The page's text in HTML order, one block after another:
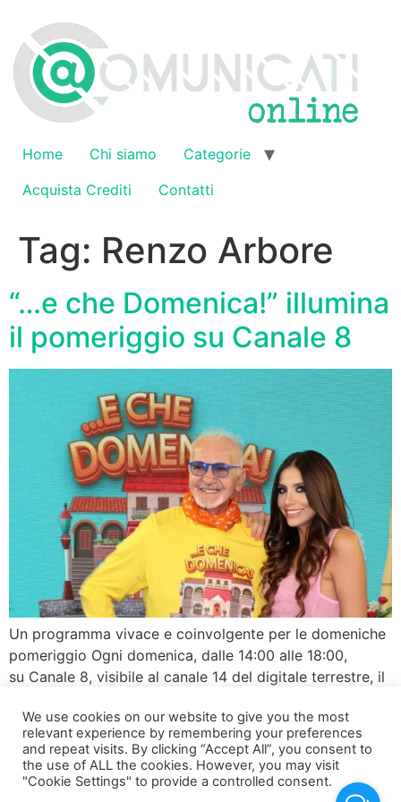
contenuto
Home Chi siamo
Categorie
Acquista Crediti
Contatti
Tag: Renzo Arbore
“…e che Domenica!” illumina
il pomeriggio su Canale 8
Un programma vivace e coinvolgente per le domeniche
pomeriggio Ogni domenica, dalle 14:00 alle 18:00,
su Canale 8, visibile al canale 14 del digitale terrestre, il
Domenica!”. Questo show combina
sapientemente quattro ore di musica, giochi, interviste,
ospiti speciali, rubriche originali e momenti di
riflessione, regalando intrattenimento e contenuti di
We use cookies on our website to give you the most
relevant experience by remembering your preferences
and repeat visits. By clicking “Accept All”, you consent to
the use of ALL the cookies. However, you may visit
"Cookie Settings" to provide a controlled consent.